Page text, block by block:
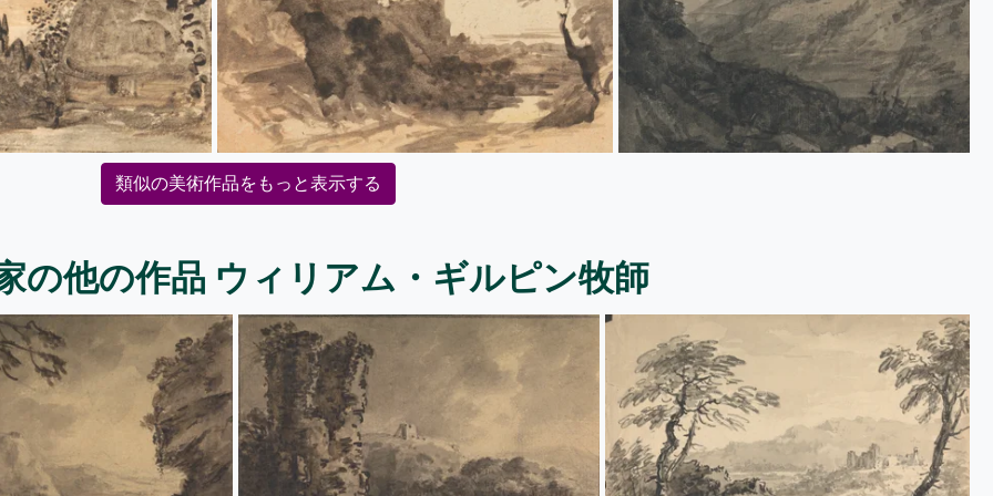
類似の美術作品をもっと表示する
の他の作品 ウィリアム・ギルピン牧師